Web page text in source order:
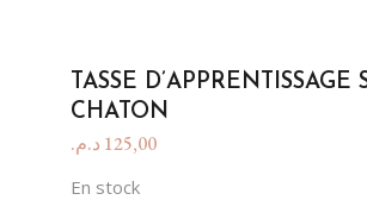
TASSE D’APPRENTISSAGE
CHATON
125,00 د.م.
En stock